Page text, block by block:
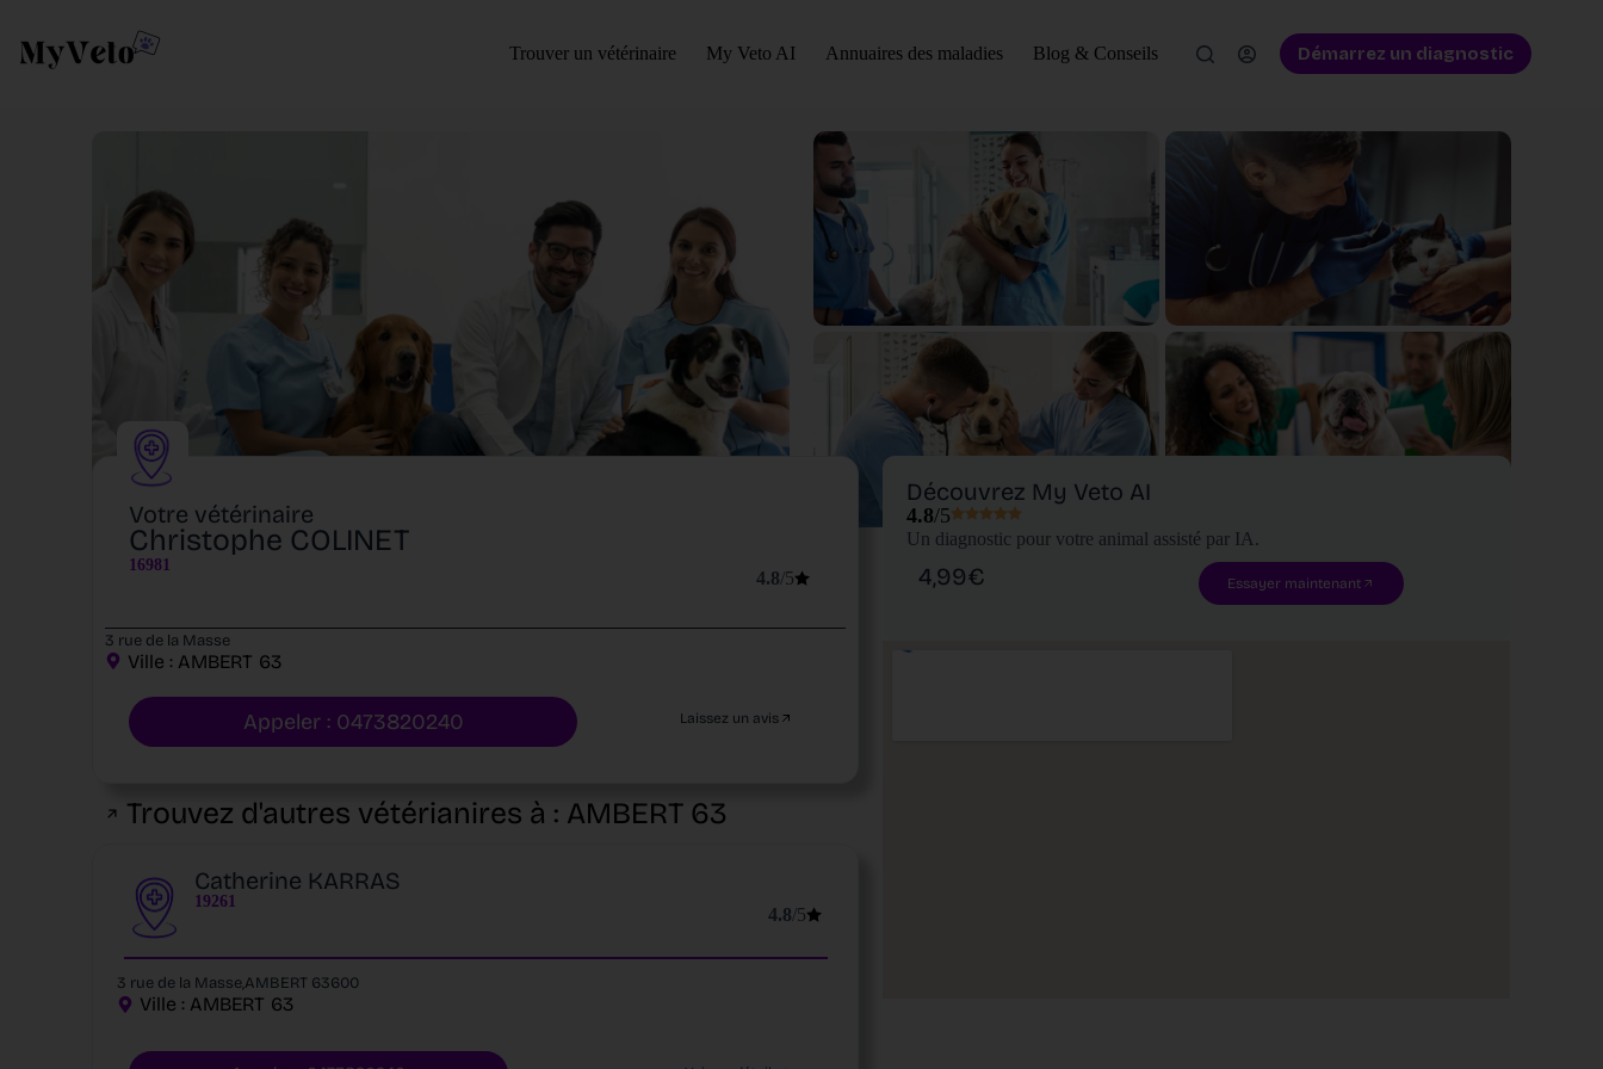
Trouver un vétérinaire My Veto AI Annuaires des maladies Blog & Conseils Démarrez un diagnostic
Votre vétérinaire
Christophe COLINET
16981
4.8/5
3 rue de la Masse
Ville : AMBERT 63
Appeler : 0473820240 Laissez un avis
Trouvez d'autres vétérianires à : AMBERT 63
Catherine KARRAS
19261
4.8/5
3 rue de la Masse,AMBERT 63600
Ville : AMBERT 63
Découvrez My Veto AI
4.8/5
Un diagnostic pour votre animal assisté par IA.
4,99€ Essayer maintenant